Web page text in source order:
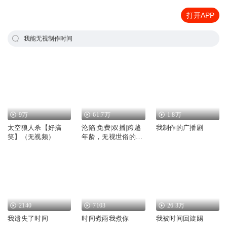
打开APP
我能无视制作时间
9万
太空狼人杀【好搞
笑】（无视频）
61.7万
沦陷|免费|双播|跨越
年龄，无视世俗的爱
1.8万
我制作的广播剧
2140
我遗失了时间
7103
时间煮雨我煮你
26.3万
我被时间回旋踢